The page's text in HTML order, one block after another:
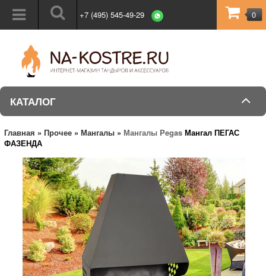
+7 (495) 545-49-29 0
КАТАЛОГ
Главная » Прочее » Мангалы » Мангалы Pegas Мангал ПЕГАС
ФАЗЕНДА